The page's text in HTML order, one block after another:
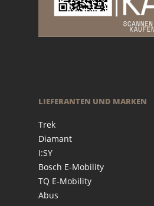
LIEFERANTEN UND MARKEN
Trek
Diamant
I:SY
Bosch E-Mobility
TQ E-Mobility
Abus